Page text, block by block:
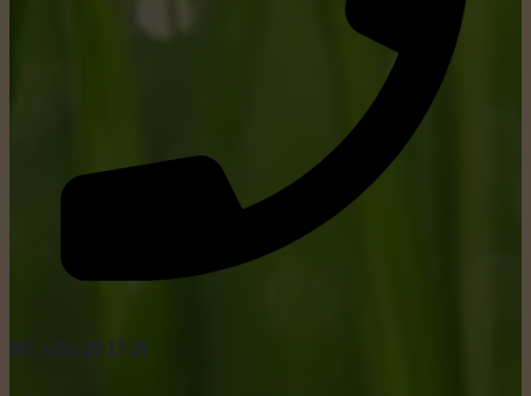
tel: +352 26 15 26